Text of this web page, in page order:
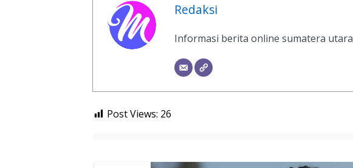
Redaksi
Informasi berita online sumatera utara
Post Views: 26